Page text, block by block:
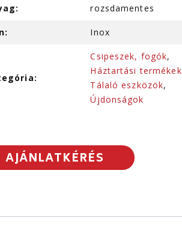
rozsdamentes
Inox
Csipeszek, fogók,
Háztartási termékek
Tálaló eszközök,
Újdonságok
AJÁNLATKÉRÉS